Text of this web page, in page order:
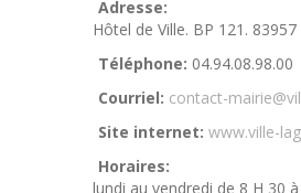
Adresse:
Hôtel de Ville. BP 121. 83957
Téléphone: 04.94.08.98.00
Courriel: contact-
Site internet: www.ville-
Horaires:
lundi au vendredi de 8 H 30